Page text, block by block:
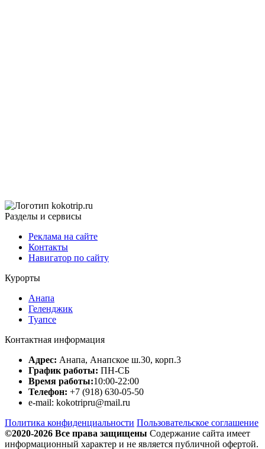
Разделы и сервисы
Реклама на сайте
Контакты
Навигатор по сайту
Курорты
Анапа
Геленджик
Туапсе
Контактная информация
Адрес: Анапа, Анапское ш.30, корп.3
График работы: ПН-СБ
Время работы:10:00-22:00
Телефон: +7 (918) 630-05-50
e-mail: kokotripru@mail.ru
Политика конфиденциальности Пользовательское соглашение
©2020-2026 Все права защищены Содержание сайта имеет
информационный характер и не является публичной офертой.